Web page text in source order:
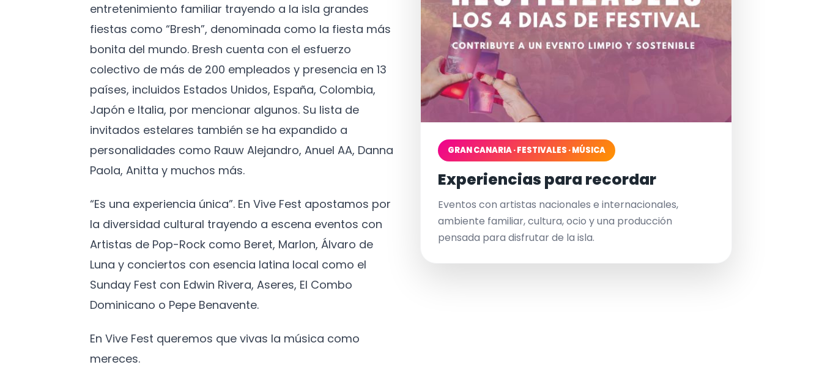
entretenimiento familiar trayendo a la isla grandes
fiestas como “Bresh”, denominada como la fiesta más
bonita del mundo. Bresh cuenta con el esfuerzo
colectivo de más de 200 empleados y presencia en 13
países, incluidos Estados Unidos, España, Colombia,
Japón e Italia, por mencionar algunos. Su lista de
invitados estelares también se ha expandido a
personalidades como Rauw Alejandro, Anuel AA, Danna
Paola, Anitta y muchos más.
“Es una experiencia única”. En Vive Fest apostamos por
la diversidad cultural trayendo a escena eventos con
Artistas de Pop-Rock como Beret, Marlon, Álvaro de
Luna y conciertos con esencia latina local como el
Sunday Fest con Edwin Rivera, Aseres, El Combo
Dominicano o Pepe Benavente.
En Vive Fest queremos que vivas la música como
mereces.
GRAN CANARIA · FESTIVALES · MÚSICA
Experiencias para recordar
Eventos con artistas nacionales e internacionales,
ambiente familiar, cultura, ocio y una producción
pensada para disfrutar de la isla.